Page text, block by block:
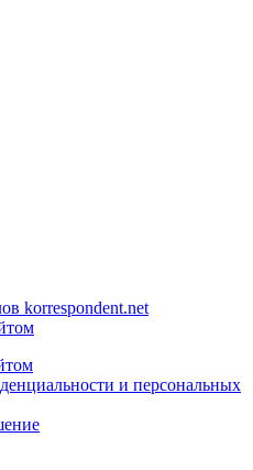
korrespondent.net
и персональных